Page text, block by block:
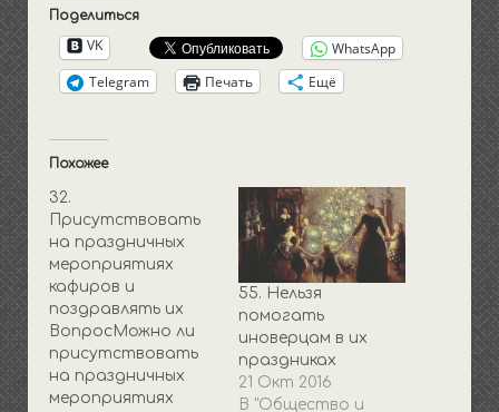
Поделиться
VK
WhatsApp
Telegram
Печать Ещё
Похожее
32.
Присутствовать
на праздничных
мероприятиях
кафиров и
поздравлять их
ВопросМожно ли
присутствовать
на праздничных
мероприятиях
55. Нельзя
помогать
иноверцам в их
праздниках
21 Окт 2016
В "Общество и